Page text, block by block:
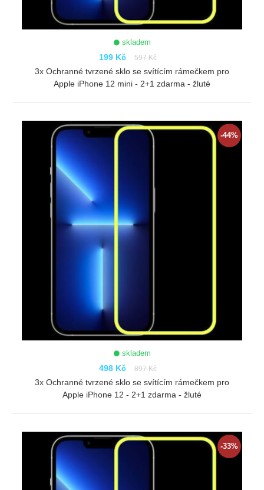
skladem
199 Kč 597 Kč
ZOBRAZIT
3x Ochranné tvrzené sklo se svítícím rámečkem pro
Apple iPhone 12 mini - 2+1 zdarma - žluté
-44%
skladem
498 Kč 897 Kč
ZOBRAZIT
3x Ochranné tvrzené sklo se svítícím rámečkem pro
Apple iPhone 12 - 2+1 zdarma - žluté
-33%